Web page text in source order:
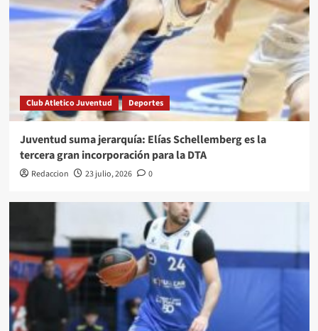
Club Atletico Juventud Deportes
Juventud suma jerarquía: Elías Schellemberg es la
tercera gran incorporación para la DTA
Redaccion 23 julio, 2026 0